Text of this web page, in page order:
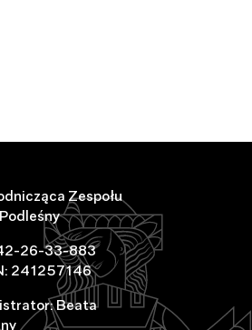
Zespołu
26-33-883
241257146
Beata